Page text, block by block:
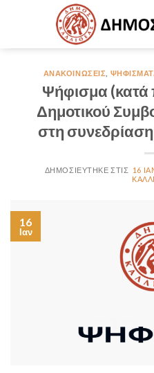
ΑΝΑΚΟΙΝΏΣΕΙΣ
Ψήφισμα (κατά
Δημοτικού
στη
16
16
Ιαν